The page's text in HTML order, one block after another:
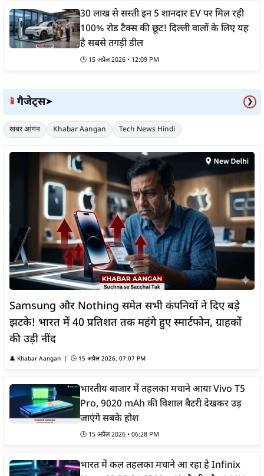
30 लाख से सस्ती इन 5 शानदार EV पर मिल रही
100% रोड टैक्स की छूट! दिल्ली वालों के लिए यह
है सबसे तगड़ी डील
🕒 15 अप्रैल 2026 • 12:09 PM
📱 गैजेट्स➤ ❯
खबर आंगन Khabar Aangan Tech News Hindi
Samsung और Nothing समेत सभी कंपनियों ने दिए बड़े
झटके! भारत में 40 प्रतिशत तक महंगे हुए स्मार्टफोन, ग्राहकों
की उड़ी नींद
👤 Khabar Aangan | 🕒 15 अप्रैल 2026, 07:07 PM
भारतीय बाजार में तहलका मचाने आया Vivo T5
Pro, 9020 mAh की विशाल बैटरी देखकर उड़
जाएंगे सबके होश
🕒 15 अप्रैल 2026 • 06:28 PM
भारत में कल तहलका मचाने आ रहा है Infinix